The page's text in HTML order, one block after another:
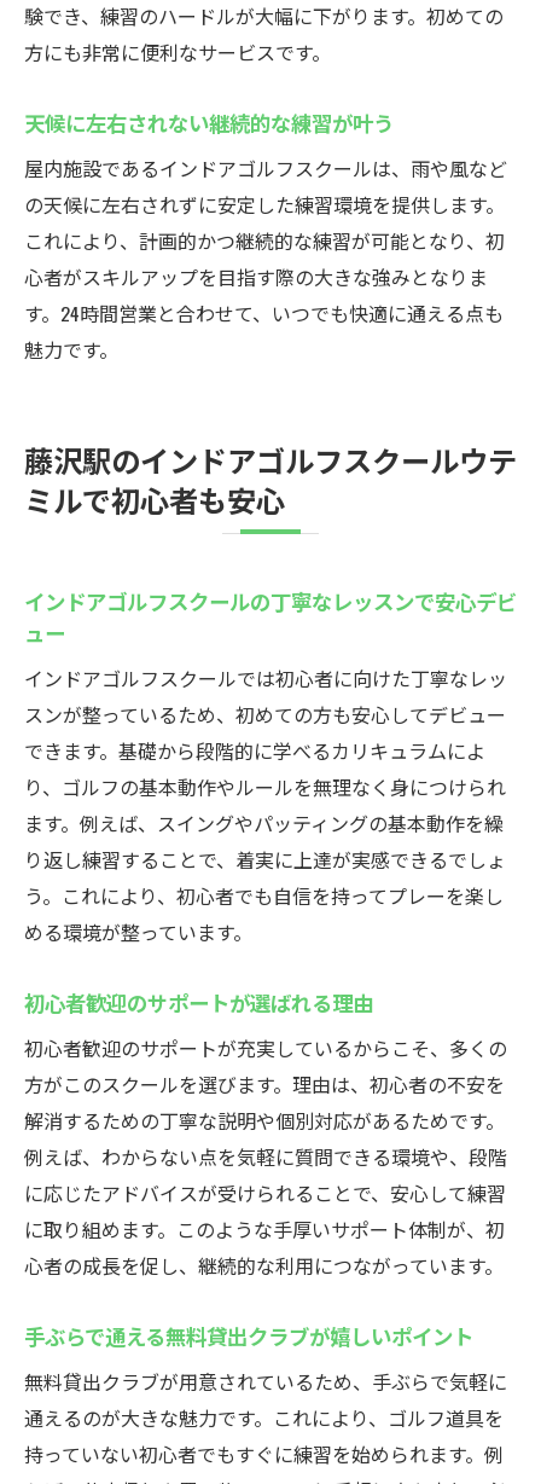
験でき、練習のハードルが大幅に下がります。初めての
方にも非常に便利なサービスです。
天候に左右されない継続的な練習が叶う
屋内施設であるインドアゴルフスクールは、雨や風など
の天候に左右されずに安定した練習環境を提供します。
これにより、計画的かつ継続的な練習が可能となり、初
心者がスキルアップを目指す際の大きな強みとなりま
す。24時間営業と合わせて、いつでも快適に通える点も
魅力です。
藤沢駅のインドアゴルフスクールウテ
ミルで初心者も安心
インドアゴルフスクールの丁寧なレッスンで安心デビ
ュー
インドアゴルフスクールでは初心者に向けた丁寧なレッ
スンが整っているため、初めての方も安心してデビュー
できます。基礎から段階的に学べるカリキュラムによ
り、ゴルフの基本動作やルールを無理なく身につけられ
ます。例えば、スイングやパッティングの基本動作を繰
り返し練習することで、着実に上達が実感できるでしょ
う。これにより、初心者でも自信を持ってプレーを楽し
める環境が整っています。
初心者歓迎のサポートが選ばれる理由
初心者歓迎のサポートが充実しているからこそ、多くの
方がこのスクールを選びます。理由は、初心者の不安を
解消するための丁寧な説明や個別対応があるためです。
例えば、わからない点を気軽に質問できる環境や、段階
に応じたアドバイスが受けられることで、安心して練習
に取り組めます。このような手厚いサポート体制が、初
心者の成長を促し、継続的な利用につながっています。
手ぶらで通える無料貸出クラブが嬉しいポイント
無料貸出クラブが用意されているため、手ぶらで気軽に
通えるのが大きな魅力です。これにより、ゴルフ道具を
持っていない初心者でもすぐに練習を始められます。例